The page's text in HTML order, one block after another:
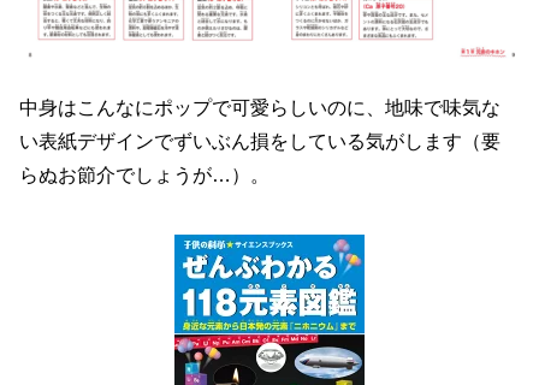
中身はこんなにポップで可愛らしいのに、地味で味気な
い表紙デザインでずいぶん損をしている気がします（要
らぬお節介でしょうが…）。